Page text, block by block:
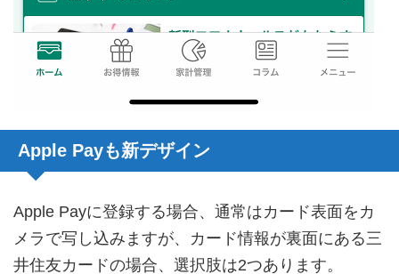
Apple Payも新デザイン
Apple Payに登録する場合、通常はカード表面をカ
メラで写し込みますが、カード情報が裏面にある三
井住友カードの場合、選択肢は2つあります。